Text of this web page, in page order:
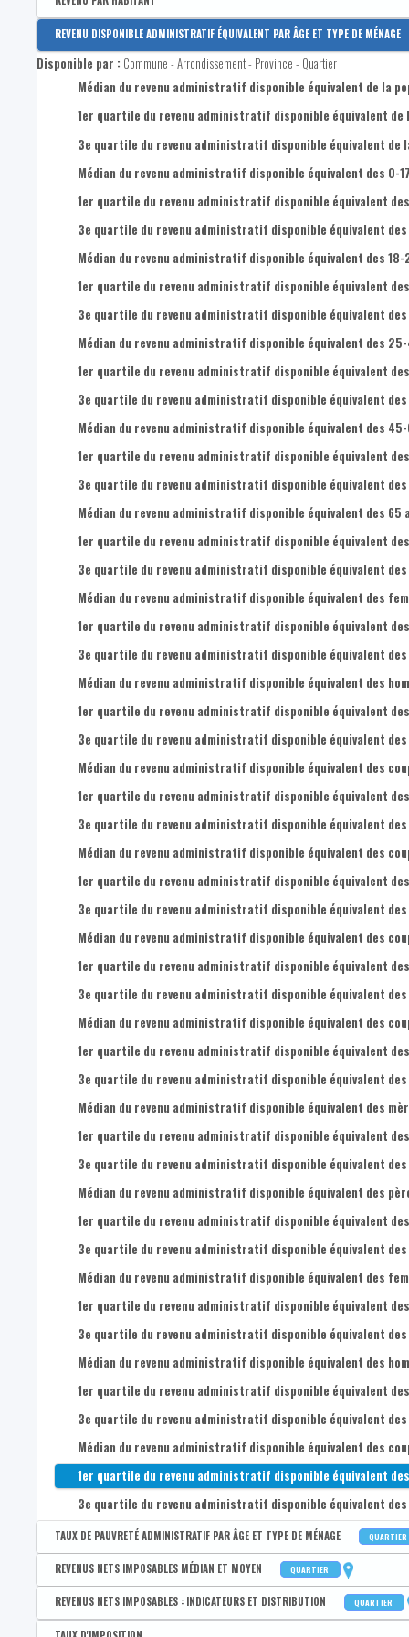
Disponible par :Arrondissement - Province
Revenu disponible par habitant
Revenus primaires par habitant
REVENU DISPONIBLE ADMINISTRATIF ÉQUIVALENT PAR ÂGE ET TYPE DE MÉNAGE
Disponible par : Commune - Arrondissement - Province - Quartier
Médian du revenu administratif disponible équivalent de la
1er quartile du revenu administratif disponible équivalent de
3e quartile du revenu administratif disponible équivalent de
Médian du revenu administratif disponible équivalent des 0-
1er quartile du revenu administratif disponible équivalent
3e quartile du revenu administratif disponible équivalent des
Médian du revenu administratif disponible équivalent des 18-
1er quartile du revenu administratif disponible équivalent
3e quartile du revenu administratif disponible équivalent des
Médian du revenu administratif disponible équivalent des
1er quartile du revenu administratif disponible équivalent
3e quartile du revenu administratif disponible équivalent
Médian du revenu administratif disponible équivalent des
1er quartile du revenu administratif disponible équivalent
3e quartile du revenu administratif disponible équivalent
Médian du revenu administratif disponible équivalent des 65
1er quartile du revenu administratif disponible équivalent
3e quartile du revenu administratif disponible équivalent
Médian du revenu administratif disponible équivalent des
1er quartile du revenu administratif disponible équivalent
3e quartile du revenu administratif disponible équivalent des
Médian du revenu administratif disponible équivalent des
1er quartile du revenu administratif disponible équivalent des
3e quartile du revenu administratif disponible équivalent des
Médian du revenu administratif disponible équivalent des
1er quartile du revenu administratif disponible équivalent
3e quartile du revenu administratif disponible équivalent des
Médian du revenu administratif disponible équivalent des
1er quartile du revenu administratif disponible équivalent
3e quartile du revenu administratif disponible équivalent des
Médian du revenu administratif disponible équivalent des
1er quartile du revenu administratif disponible équivalent
3e quartile du revenu administratif disponible équivalent des
Médian du revenu administratif disponible équivalent des
1er quartile du revenu administratif disponible équivalent
3e quartile du revenu administratif disponible équivalent
Médian du revenu administratif disponible équivalent des
1er quartile du revenu administratif disponible équivalent
3e quartile du revenu administratif disponible équivalent
Médian du revenu administratif disponible équivalent des
1er quartile du revenu administratif disponible équivalent
3e quartile du revenu administratif disponible équivalent
Médian du revenu administratif disponible équivalent des
1er quartile du revenu administratif disponible équivalent
3e quartile du revenu administratif disponible équivalent des
Médian du revenu administratif disponible équivalent des
1er quartile du revenu administratif disponible équivalent
3e quartile du revenu administratif disponible équivalent des
Médian du revenu administratif disponible équivalent des
1er quartile du revenu administratif disponible équivalent
3e quartile du revenu administratif disponible équivalent des
TAUX DE PAUVRETÉ ADMINISTRATIF PAR ÂGE ET TYPE DE MÉNAGE QUARTIER
Disponible par : Commune - Arrondissement - Province - Quartier
Taux de pauvreté administratif de la population
Taux de pauvreté administratif des 0-17 ans
REVENUS NETS IMPOSABLES MÉDIAN ET MOYEN QUARTIER
Disponible par : Commune - Arrondissement - Province - Quartier
Revenu médian par déclaration
REVENUS NETS IMPOSABLES : INDICATEURS ET DISTRIBUTION QUARTIER